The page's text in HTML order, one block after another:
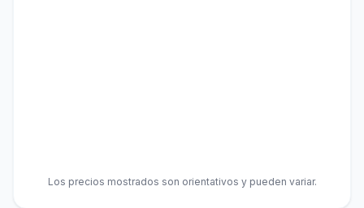
Los precios mostrados son orientativos y pueden variar.